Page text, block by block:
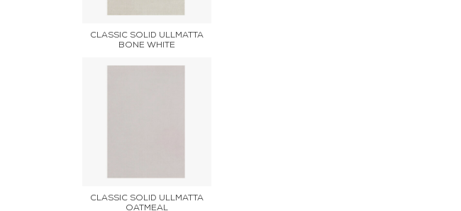
CLASSIC SOLID ULLMATTA
BONE WHITE
CLASSIC SOLID ULLMATTA
OATMEAL